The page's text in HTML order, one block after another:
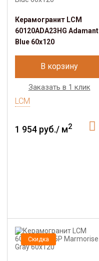
Керамогранит LCM
60120ADA23HG Adamant
Blue 60x120
В корзину
Заказать в 1 клик
LCM
1 954 руб./ м2
Скидка